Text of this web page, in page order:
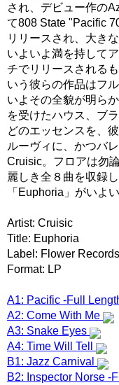
され、デビュー作の
て808 State "Pacific
リリースされ、大き
いよいよ満を持して
チでリリースされる
いう彼らの作品はフ
いよその全貌が明ら
を受けたハウス、ブ
どのエッセンスを、
ルーヴィに、かつバ
Cruisic。フロアは勿
麗しき全８曲を収録
「Euphoria」がいよ
Artist: Cruisic
Title: Euphoria
Label: Flower Records
Format: LP
A1: Pacific -Full
A2: Come With Me
A3: Snake Eyes
A4: Time Will Tell
B1: Jazz Carnival
B2: Inspector Norse -